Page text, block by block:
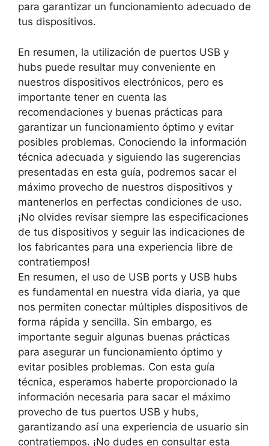
para garantizar un funcionamiento adecuado de
tus dispositivos.
En resumen, la utilización de puertos USB y
hubs puede resultar muy conveniente en
nuestros dispositivos electrónicos, pero es
importante tener en cuenta las
recomendaciones y buenas prácticas para
garantizar un funcionamiento óptimo y evitar
posibles problemas. Conociendo la información
técnica adecuada y siguiendo las sugerencias
presentadas en esta guía, podremos sacar el
máximo provecho de nuestros dispositivos y
mantenerlos en perfectas condiciones de uso.
¡No olvides revisar siempre las especificaciones
de tus dispositivos y seguir las indicaciones de
los fabricantes para una experiencia libre de
contratiempos!
En resumen, el uso de USB ports y USB hubs
es fundamental en nuestra vida diaria, ya que
nos permiten conectar múltiples dispositivos de
forma rápida y sencilla. Sin embargo, es
importante seguir algunas buenas prácticas
para asegurar un funcionamiento óptimo y
evitar posibles problemas. Con esta guía
técnica, esperamos haberte proporcionado la
información necesaria para sacar el máximo
provecho de tus puertos USB y hubs,
garantizando así una experiencia de usuario sin
contratiempos. ¡No dudes en consultar esta